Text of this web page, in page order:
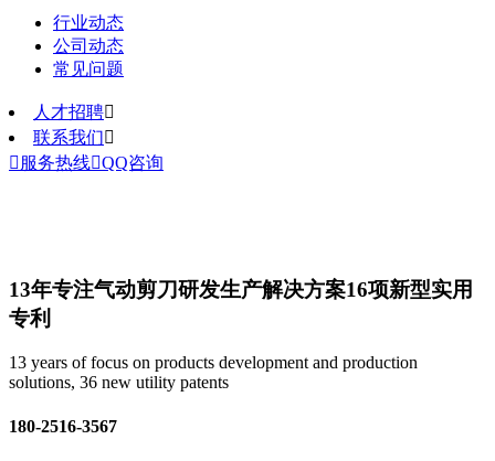
行业动态
公司动态
常见问题
人才招聘
联系我们
 服务热线QQ咨询
13年专注气动剪刀研发生产解决方案16项新型实用
专利
13 years of focus on products development and production
solutions, 36 new utility patents
180-2516-3567